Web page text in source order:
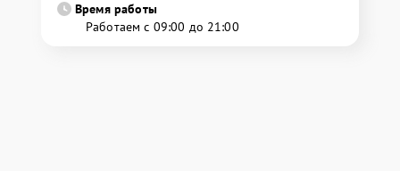
Время работы
Работаем с 09:00 до 21:00